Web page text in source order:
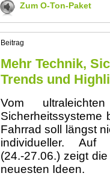
Zum O-Ton-Paket
Beitrag
Mehr Technik,
Trends und
Vom
Sicherheitssysteme
Fahrrad soll längst
individueller.
(24.-27.06.) zeigt
neuesten Ideen.